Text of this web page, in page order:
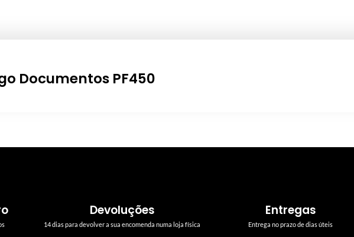
Documentos PF450
Devoluções
14 dias para devolver a sua encomenda numa loja física
Entregas
Entrega no prazo de dias úteis